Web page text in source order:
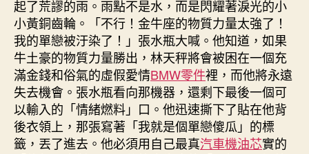
起了荒謬的雨。雨點不是水，而是閃耀著淚光的小
小黃銅齒輪。「不行！金牛座的物質力量太強了！
我的單戀被汙染了！」張水瓶大喊。他知道，如果
牛土豪的物質力量勝出，林天秤將會被困在一個充
滿金錢和俗氣的虛假愛情BMW零件裡，而他將永遠
失去機會。張水瓶看向那機器，還剩下最後一個可
以輸入的「情緒燃料」口。他迅速撕下了貼在他背
後衣領上，那張寫著「我就是個單戀傻瓜」的標
籤，丟了進去。他必須用自己最真汽車機油芯實的